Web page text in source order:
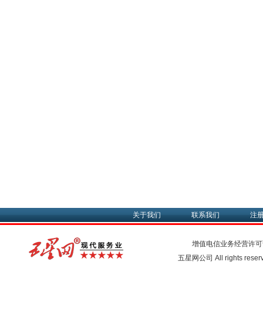
关于我们 联系我们 注
增值电信业务经营许
五星网公司 All rights